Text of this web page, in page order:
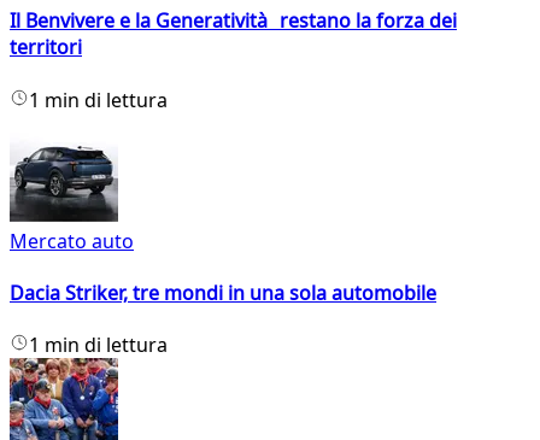
Il Benvivere e la Generatività restano la forza dei
territori
1 min di lettura
Mercato auto
Dacia Striker, tre mondi in una sola automobile
1 min di lettura